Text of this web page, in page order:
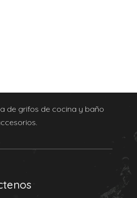
de grifos de cocina y baño